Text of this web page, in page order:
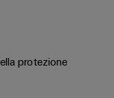
protezione